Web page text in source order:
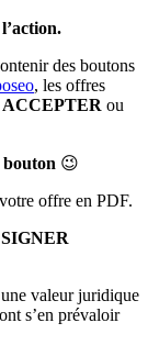
des boutons
, les offres
ACCEPTER ou
bouton 😉
offre en PDF.
SIGNER
valeur juridique
s’en prévaloir